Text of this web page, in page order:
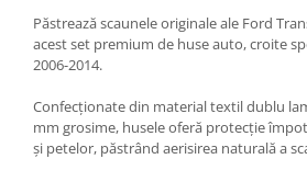
Pompa Spalator Parbriz
Accesorii Camioane
Marcaje si Echipamente de
Siguranta
Păstrează scaunele originale ale Ford
acest set premium de huse auto, croite
2006-2014.
Confecționate din material textil dublu
mm grosime, husele oferă protecție
și petelor, păstrând aerisirea naturală a